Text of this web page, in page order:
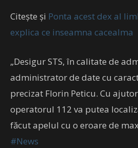
Citește și Ponta acest dex al
explica ce inseamna cacealma
„Desigur STS, în calitate de
administrator de date cu
precizat Florin Peticu. Cu
operatorul 112 va putea
făcut apelul cu o eroare de
#News